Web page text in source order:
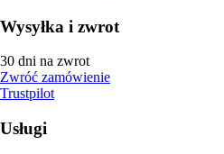
Wysyłka i zwrot
30 dni na zwrot
Zwróć zamówienie
Trustpilot
Usługi